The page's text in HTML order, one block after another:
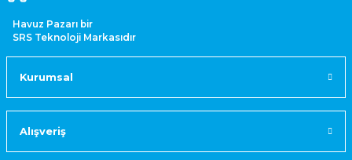
Havuz Pazarı bir
SRS Teknoloji Markasıdır
Kurumsal
Alışveriş